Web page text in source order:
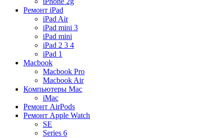
Ремонт iPad
iPad Air
iPad mini 3
iPad mini
iPad 2 3 4
iPad 1
Macbook
Macbook Pro
Macbook Air
Компьютеры Mac
iMac
Ремонт AirPods
Ремонт Apple Watch
SE
Series 6